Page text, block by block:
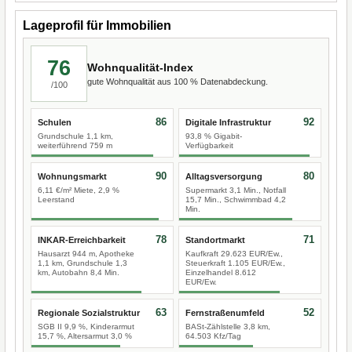
Lageprofil für Immobilien
76
/100
Wohnqualität-Index
gute Wohnqualität aus 100 % Datenabdeckung.
Schulen
Grundschule 1,1 km,
weiterführend 759 m
86 Digitale Infrastruktur
93,8 % Gigabit-
Verfügbarkeit
92
Wohnungsmarkt
6,11 €/m² Miete, 2,9 %
Leerstand
90 Alltagsversorgung
Supermarkt 3,1 Min., Notfall
15,7 Min., Schwimmbad 4,2
Min.
80
INKAR-Erreichbarkeit
Hausarzt 944 m, Apotheke
1,1 km, Grundschule 1,3
km, Autobahn 8,4 Min.
78 Standortmarkt
Kaufkraft 29.623 EUR/Ew.,
Steuerkraft 1.105 EUR/Ew.,
Einzelhandel 8.612
EUR/Ew.
71
Regionale Sozialstruktur
SGB II 9,9 %, Kinderarmut
15,7 %, Altersarmut 3,0 %
63 Fernstraßenumfeld
BASt-Zählstelle 3,8 km,
64.503 Kfz/Tag
52